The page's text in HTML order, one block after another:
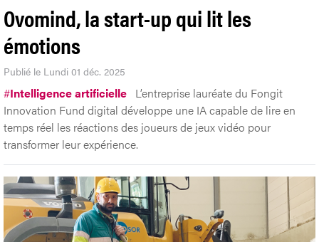
Ovomind, la start-up qui lit les
émotions
Publié le Lundi 01 déc. 2025
#Intelligence artificielle L’entreprise lauréate du Fongit
Innovation Fund digital développe une IA capable de lire en
temps réel les réactions des joueurs de jeux vidéo pour
transformer leur expérience.